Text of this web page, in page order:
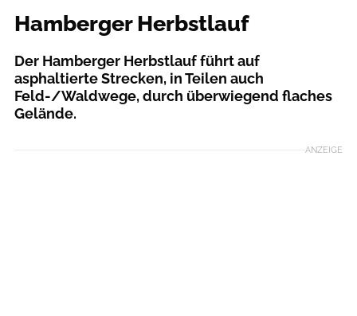
Hamberger Herbstlauf
Der Hamberger Herbstlauf führt auf
asphaltierte Strecken, in Teilen auch
Feld-/Waldwege, durch überwiegend flaches
Gelände.
ANZEIGE